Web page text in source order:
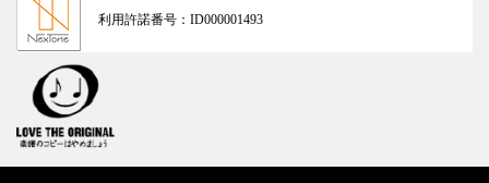
利用許諾番号： ID000001493